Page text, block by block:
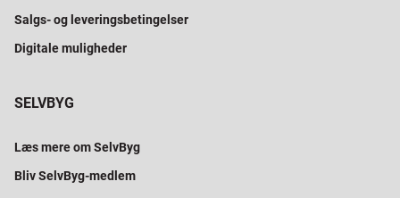
Salgs- og leveringsbetingelser
Digitale muligheder
SELVBYG
Læs mere om SelvByg
Bliv SelvByg-medlem